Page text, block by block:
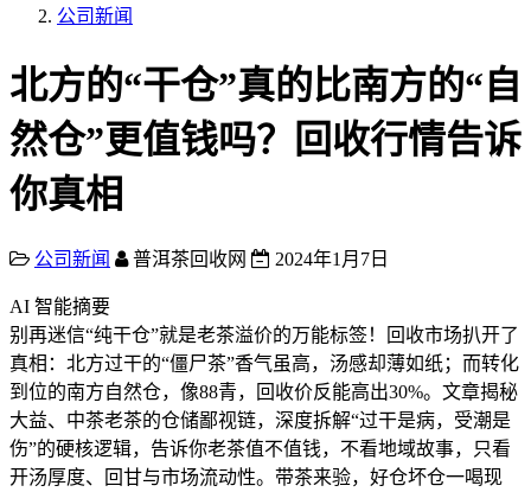
公司新闻
北方的“干仓”真的比南方的“自
然仓”更值钱吗？回收行情告诉
你真相
公司新闻 普洱茶回收网 2024年1月7日
AI 智能摘要
别再迷信“纯干仓”就是老茶溢价的万能标签！回收市场扒开了
真相：北方过干的“僵尸茶”香气虽高，汤感却薄如纸；而转化
到位的南方自然仓，像88青，回收价反能高出30%。文章揭秘
大益、中茶老茶的仓储鄙视链，深度拆解“过干是病，受潮是
伤”的硬核逻辑，告诉你老茶值不值钱，不看地域故事，只看
开汤厚度、回甘与市场流动性。带茶来验，好仓坏仓一喝现